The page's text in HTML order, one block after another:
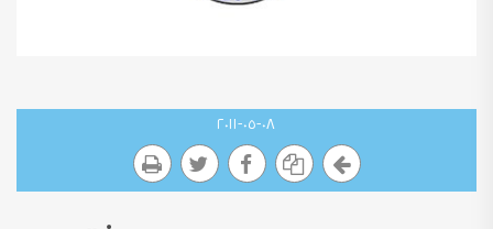
٠٨-٠٥-٢٠١١